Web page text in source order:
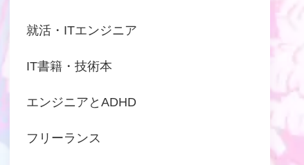
就活・ITエンジニア
IT書籍・技術本
エンジニアとADHD
フリーランス